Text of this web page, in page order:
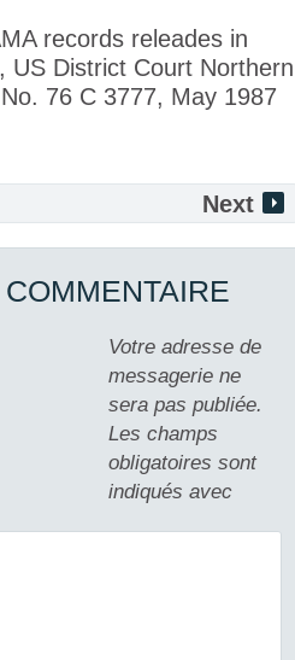
records releades in
US District Court Northern
76 C 3777, May 1987
Next
Votre adresse de
messagerie ne
sera pas publiée.
Les champs
obligatoires sont
indiqués avec